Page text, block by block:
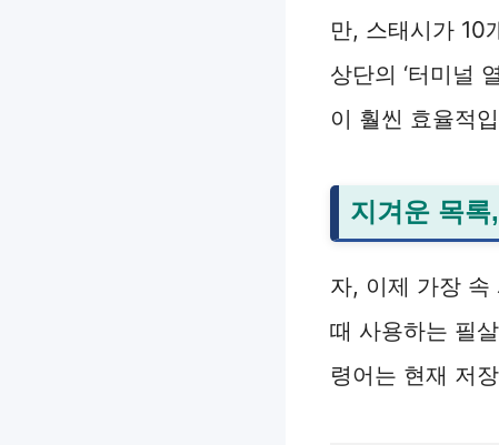
만, 스태시가 10
상단의 ‘터미널
이 훨씬 효율적
지겨운 목
자, 이제 가장 속
때 사용하는 필
령어는 현재 저